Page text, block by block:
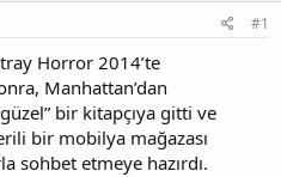
#1
Horror 2014’te
Manhattan’dan
bir kitapçıya gitti ve
bir mobilya mağazası
sohbet etmeye hazırdı.